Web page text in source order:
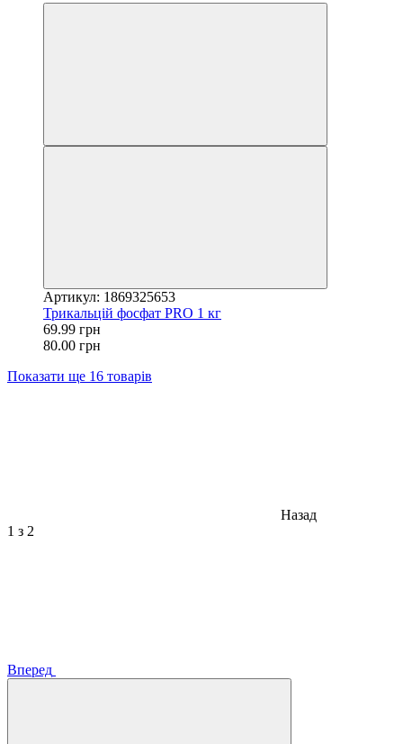
Артикул: 1869325653
Трикальцій фосфат PRO 1 кг
69.99 грн
80.00 грн
Показати ще 16 товарів
Назад
1 з 2
Вперед